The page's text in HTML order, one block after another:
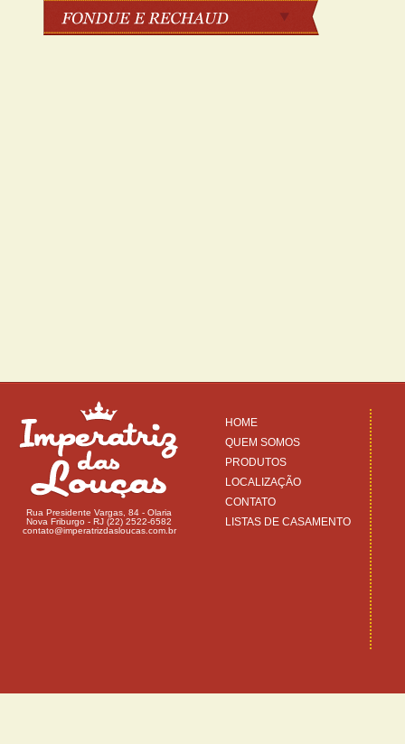
Rua Presidente Vargas, 84 - Olaria
Nova Friburgo - RJ (22) 2522-6582
contato@imperatrizdasloucas.com.br
HOME
QUEM SOMOS
PRODUTOS
LOCALIZAÇÃO
CONTATO
LISTAS DE CASAMENTO